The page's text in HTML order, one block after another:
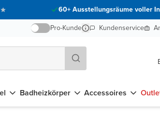
60+ Ausstellungsräume voller
Pro-Kunde
Kundenservice
Badheizkörper Accessoires